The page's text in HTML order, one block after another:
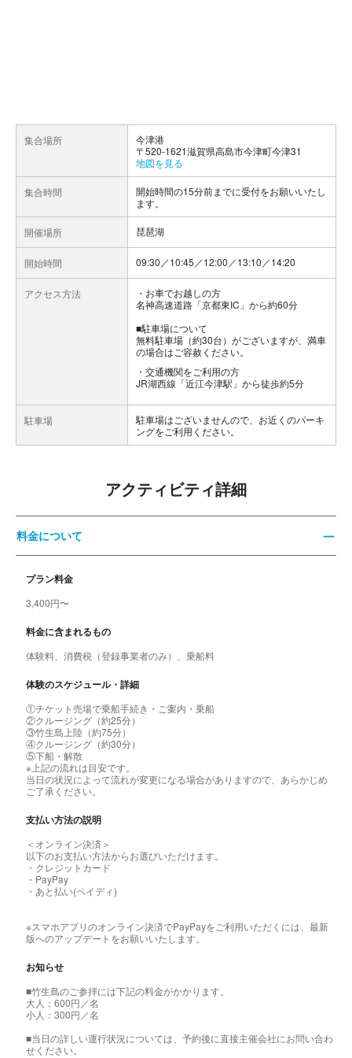
集合場所
今津港
〒520-1621滋賀県高島市今津町今津31
地図を見る
集合時間
開始時間の15分前までに受付をお願いいたし
ます。
開催場所 琵琶湖
開始時間 09:30／10:45／12:00／13:10／14:20
アクセス方法
お車でお越しの方
名神高速道路「京都東IC」から約60分
■駐車場について
無料駐車場（約30台）がございますが、満車
の場合はご容赦ください。
交通機関をご利用の方
JR湖西線「近江今津駅」から徒歩約5分
駐車場
駐車場はございませんので、お近くのパーキ
ングをご利用ください。
アクティビティ詳細
料金について
プラン料金
3,400円〜
料金に含まれるもの
体験料、消費税（登録事業者のみ）、乗船料
体験のスケジュール・詳細
①チケット売場で乗船手続き・ご案内・乗船
②クルージング（約25分）
③竹生島上陸（約75分）
④クルージング（約30分）
⑤下船・解散
※上記の流れは目安です。
当日の状況によって流れが変更になる場合がありますので、あらかじめ
ご了承ください。
支払い方法の説明
＜オンライン決済＞
以下のお支払い方法からお選びいただけます。
・クレジットカード
・PayPay
・あと払い(ペイディ)
※スマホアプリのオンライン決済でPayPayをご利用いただくには、最新
版へのアップデートをお願いいたします。
お知らせ
■竹生島のご参拝には下記の料金がかかります。
大人：600円／名
小人：300円／名
■当日の詳しい運行状況については、予約後に直接主催会社にお問い合わ
せください。